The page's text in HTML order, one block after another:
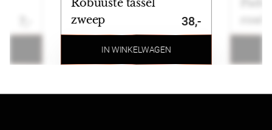
Wij ondersteunen de volgende betaalmogelijkheden:
Ideal, Bancontact, Klarna, Credit card, Paypal en
Robuuste tassel
zweep
38,-
IN WINKELWAGEN